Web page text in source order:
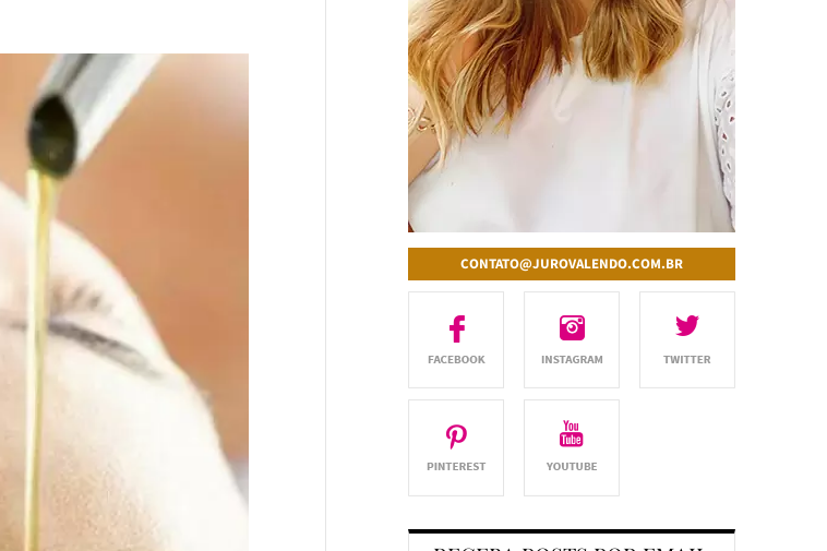
CONTATO@JUROVALENDO.COM.BR